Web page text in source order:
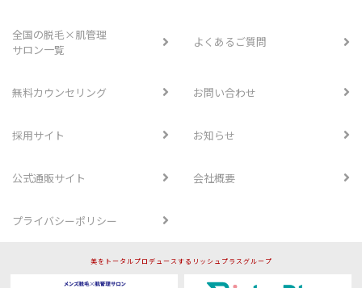
全国の脱毛×肌管理
サロン一覧
よくあるご質問
無料カウンセリング お問い合わせ
採用サイト お知らせ
公式通販サイト 会社概要
プライバシーポリシー
美をトータルプロデュースするリッシュプラスグループ